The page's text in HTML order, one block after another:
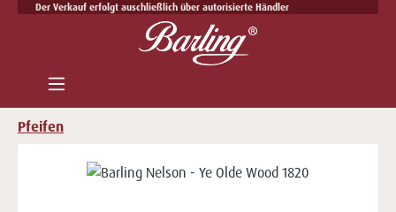
Zum Hauptinhalt springen
Der Verkauf erfolgt auschließlich über autorisierte Händler
Pfeifen
Bildergalerie überspringen